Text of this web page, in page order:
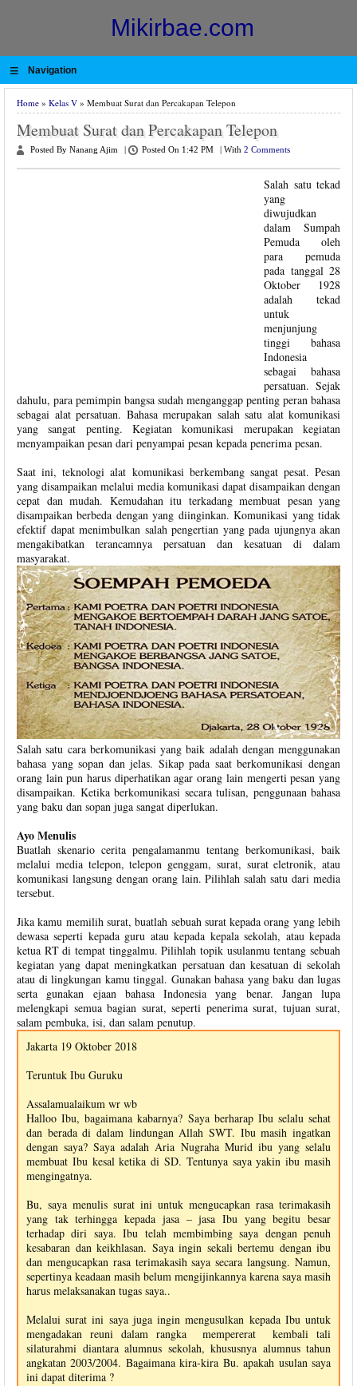
Mikirbae.com
≡ Navigation
Home » Kelas V » Membuat Surat dan Percakapan Telepon
Membuat Surat dan Percakapan Telepon
Posted By Nanang Ajim Posted On 1:42 PM With 2 Comments
Salah satu tekad
yang
diwujudkan
dalam Sumpah
Pemuda oleh
para pemuda
pada tanggal 28
Oktober 1928
adalah tekad
untuk
menjunjung
tinggi bahasa
Indonesia
sebagai bahasa
persatuan. Sejak
dahulu, para pemimpin bangsa sudah menganggap penting peran bahasa
sebagai alat persatuan. Bahasa merupakan salah satu alat komunikasi
yang sangat penting. Kegiatan komunikasi merupakan kegiatan
menyampaikan pesan dari penyampai pesan kepada penerima pesan.
Saat ini, teknologi alat komunikasi berkembang sangat pesat. Pesan
yang disampaikan melalui media komunikasi dapat disampaikan dengan
cepat dan mudah. Kemudahan itu terkadang membuat pesan yang
disampaikan berbeda dengan yang diinginkan. Komunikasi yang tidak
efektif dapat menimbulkan salah pengertian yang pada ujungnya akan
mengakibatkan terancamnya persatuan dan kesatuan di dalam
masyarakat.
Salah satu cara berkomunikasi yang baik adalah dengan menggunakan
bahasa yang sopan dan jelas. Sikap pada saat berkomunikasi dengan
orang lain pun harus diperhatikan agar orang lain mengerti pesan yang
disampaikan. Ketika berkomunikasi secara tulisan, penggunaan bahasa
yang baku dan sopan juga sangat diperlukan.
Ayo Menulis
Buatlah skenario cerita pengalamanmu tentang berkomunikasi, baik
melalui media telepon, telepon genggam, surat, surat eletronik, atau
komunikasi langsung dengan orang lain. Pilihlah salah satu dari media
tersebut.
Jika kamu memilih surat, buatlah sebuah surat kepada orang yang lebih
dewasa seperti kepada guru atau kepada kepala sekolah, atau kepada
ketua RT di tempat tinggalmu. Pilihlah topik usulanmu tentang sebuah
kegiatan yang dapat meningkatkan persatuan dan kesatuan di sekolah
atau di lingkungan kamu tinggal. Gunakan bahasa yang baku dan lugas
serta gunakan ejaan bahasa Indonesia yang benar. Jangan lupa
melengkapi semua bagian surat, seperti penerima surat, tujuan surat,
salam pembuka, isi, dan salam penutup.
Jakarta 19 Oktober 2018
Teruntuk Ibu Guruku
Assalamualaikum wr wb
Halloo Ibu, bagaimana kabarnya? Saya berharap Ibu selalu sehat
dan berada di dalam lindungan Allah SWT. Ibu masih ingatkan
dengan saya? Saya adalah Aria Nugraha Murid ibu yang selalu
membuat Ibu kesal ketika di SD. Tentunya saya yakin ibu masih
mengingatnya.
Bu, saya menulis surat ini untuk mengucapkan rasa terimakasih
yang tak terhingga kepada jasa – jasa Ibu yang begitu besar
terhadap diri saya. Ibu telah membimbing saya dengan penuh
kesabaran dan keikhlasan. Saya ingin sekali bertemu dengan ibu
dan mengucapkan rasa terimakasih saya secara langsung. Namun,
sepertinya keadaan masih belum mengijinkannya karena saya masih
harus melaksanakan tugas saya..
Melalui surat ini saya juga ingin mengusulkan kepada Ibu untuk
mengadakan reuni dalam rangka mempererat kembali tali
silaturahmi diantara alumnus sekolah, khususnya alumnus tahun
angkatan 2003/2004. Bagaimana kira-kira Bu. apakah usulan saya
ini dapat diterima ?